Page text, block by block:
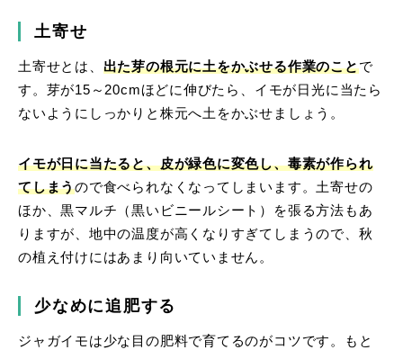
土寄せ
土寄せとは、 出た芽の根元に土をかぶせる作業のことで
す。芽が15～20cmほどに伸びたら、イモが日光に当たら
ないようにしっかりと株元へ土をかぶせましょう。
イモが日に当たると、皮が緑色に変色し、毒素が作られ
てしまうので食べられなくなってしまいます。土寄せの
ほか、黒マルチ（黒いビニールシート）を張る方法もあ
りますが、地中の温度が高くなりすぎてしまうので、秋
の植え付けにはあまり向いていません。
少なめに追肥する
ジャガイモは少な目の肥料で育てるのがコツです。もと